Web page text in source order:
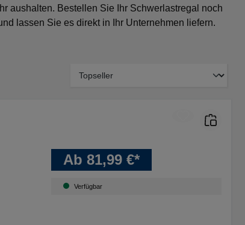
aushalten. Bestellen Sie Ihr Schwerlastregal noch
lassen Sie es direkt in Ihr Unternehmen liefern.
Ab 81,99 €*
Verfügbar